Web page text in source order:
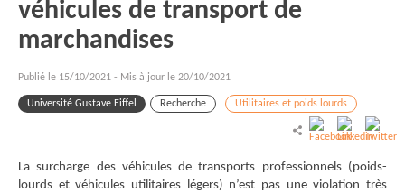
véhicules de transport de
marchandises
Publié le 15/10/2021 - Mis à jour le 20/10/2021
Université Gustave Eiffel Recherche Utilitaires et poids lourds
La surcharge des véhicules de transports professionnels (poids-
lourds et véhicules utilitaires légers) n’est pas une violation très